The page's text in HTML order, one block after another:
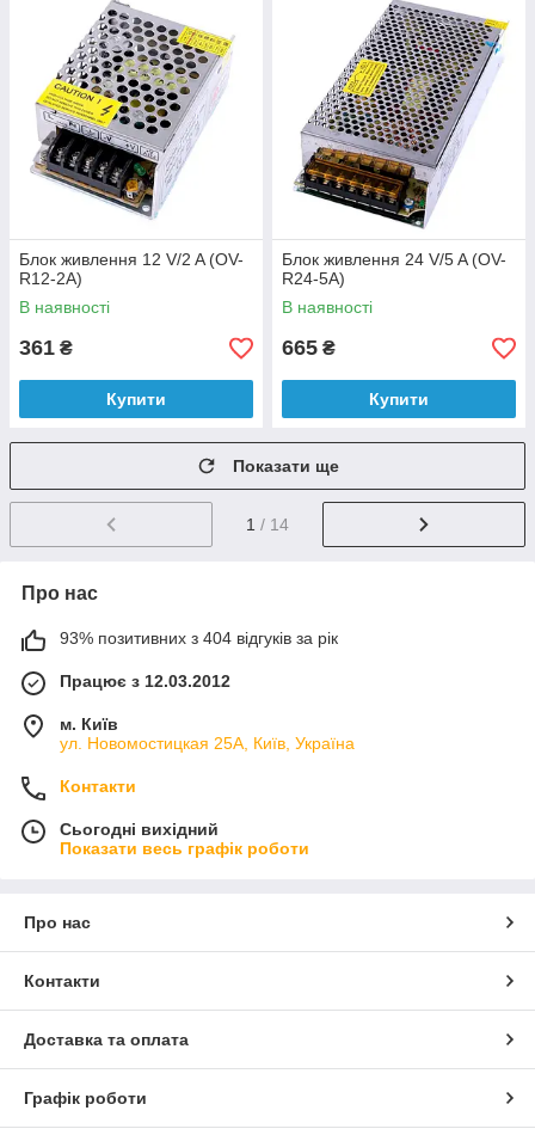
Блок живлення 12 V/2 A (OV-
R12-2A)
В наявності
361 ₴
Купити
Блок живлення 24 V/5 A (OV-
R24-5A)
В наявності
665 ₴
Купити
Показати ще
1 / 14
Про нас
93% позитивних з 404 відгуків за рік
Працює з 12.03.2012
м. Київ
ул. Новомостицкая 25А, Київ, Україна
Контакти
Сьогодні вихідний
Показати весь графік роботи
Про нас
Контакти
Доставка та оплата
Графік роботи